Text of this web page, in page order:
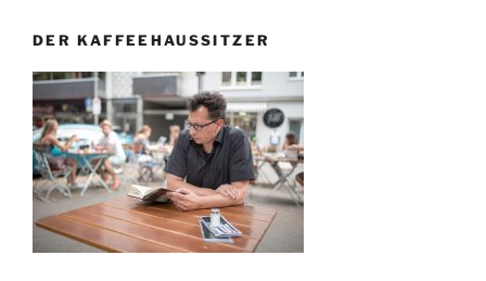
DER KAFFEEHAUSSITZER